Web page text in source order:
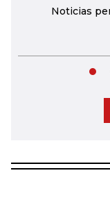
Noticias